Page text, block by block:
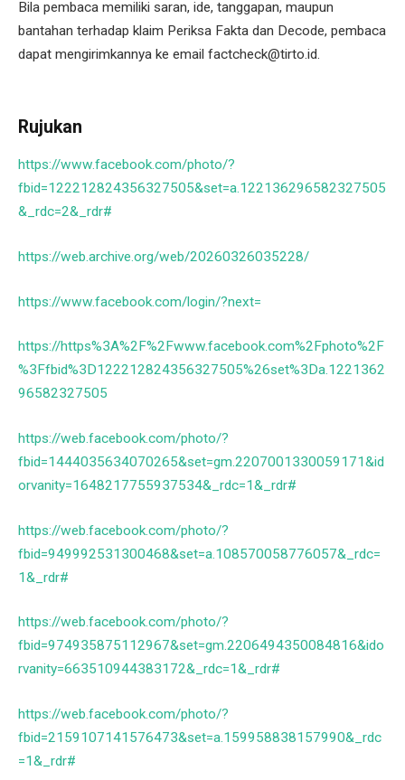
Bila pembaca memiliki saran, ide, tanggapan, maupun
bantahan terhadap klaim Periksa Fakta dan Decode, pembaca
dapat mengirimkannya ke email factcheck@tirto.id.
Rujukan
https://www.facebook.com/photo/?
fbid=122212824356327505&set=a.122136296582327505
&_rdc=2&_rdr#
https://web.archive.org/web/20260326035228/
https://www.facebook.com/login/?next=
https://https%3A%2F%2Fwww.facebook.com%2Fphoto%2F
%3Ffbid%3D122212824356327505%26set%3Da.1221362
96582327505
https://web.facebook.com/photo/?
fbid=1444035634070265&set=gm.2207001330059171&id
orvanity=1648217755937534&_rdc=1&_rdr#
https://web.facebook.com/photo/?
fbid=949992531300468&set=a.108570058776057&_rdc=
1&_rdr#
https://web.facebook.com/photo/?
fbid=974935875112967&set=gm.2206494350084816&ido
rvanity=663510944383172&_rdc=1&_rdr#
https://web.facebook.com/photo/?
fbid=2159107141576473&set=a.159958838157990&_rdc
=1&_rdr#